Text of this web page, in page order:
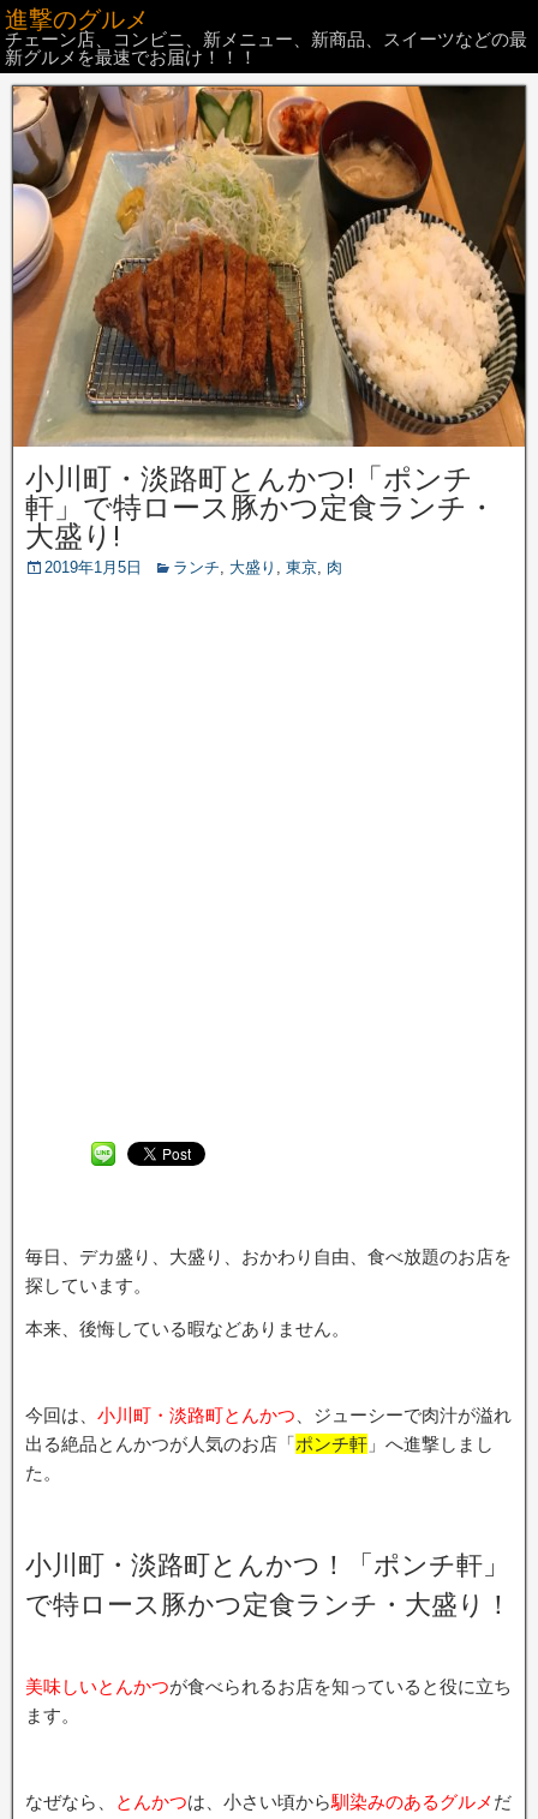
進撃のグルメ
チェーン店、コンビニ、新メニュー、新商品、スイーツなどの最
新グルメを最速でお届け！！！
小川町・淡路町とんかつ!「ポンチ
軒」で特ロース豚かつ定食ランチ・
大盛り!
2019年1月5日 ランチ, 大盛り , 東京, 肉
毎日、デカ盛り、大盛り、おかわり自由、食べ放題のお店を
探しています。
本来、後悔している暇などありません。
今回は、 小川町・淡路町とんかつ 、ジューシーで肉汁が溢れ
出る絶品とんかつが人気のお店「ポンチ軒 」へ進撃しまし
た。
小川町・淡路町とんかつ！「ポンチ軒」
で特ロース豚かつ定食ランチ・大盛り！
美味しいとんかつが食べられるお店を知っていると役に立ち
ます。
なぜなら、 とんかつは、小さい頃から馴染みのあるグルメ だ